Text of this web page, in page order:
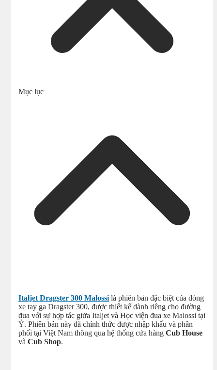
Mục lục
Italjet Dragster 300 Malossi là phiên bản đặc biệt của dòng
xe tay ga Dragster 300, được thiết kế dành riêng cho đường
đua với sự hợp tác giữa Italjet và Học viện đua xe Malossi tại
Ý. Phiên bản này đã chính thức được nhập khẩu và phân
phối tại Việt Nam thông qua hệ thống cửa hàng Cub House
và Cub Shop.